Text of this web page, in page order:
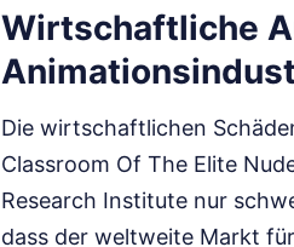
Wirtschaftliche
Die wirtschaftlichen
Classroom Of The Elite
Research Institute nur
dass der weltweite Markt